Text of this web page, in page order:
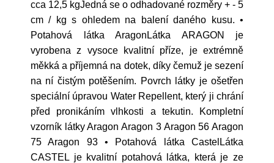
cca 12,5 kgJedná se o odhadované rozměry + - 5
cm / kg s ohledem na balení daného kusu. •
Potahová látka AragonLátka ARAGON je
vyrobena z vysoce kvalitní příze, je extrémně
měkká a příjemná na dotek, díky čemuž je sezení
na ní čistým potěšením. Povrch látky je ošetřen
speciální úpravou Water Repellent, který ji chrání
před pronikáním vlhkosti a tekutin. Kompletní
vzorník látky Aragon Aragon 3 Aragon 56 Aragon
75 Aragon 93 • Potahová látka CastelLátka
CASTEL je kvalitní potahová látka, která je ze